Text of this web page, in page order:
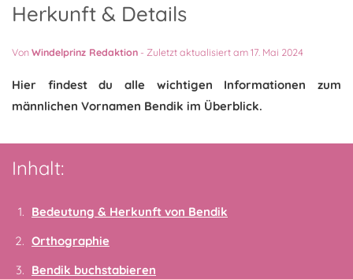
Herkunft & Details
VonWindelprinz Redaktion - Zuletzt aktualisiert am 17. Mai 2024
Hier findest du alle wichtigen Informationen zum
männlichen Vornamen Bendik im Überblick.
Inhalt:
Bedeutung & Herkunft von Bendik
Orthographie
Bendik buchstabieren